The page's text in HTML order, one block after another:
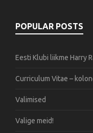
POPULAR POSTS
Eesti Klubi liikme Harry
Curriculum Vitae –
Valimised
Valige meid!